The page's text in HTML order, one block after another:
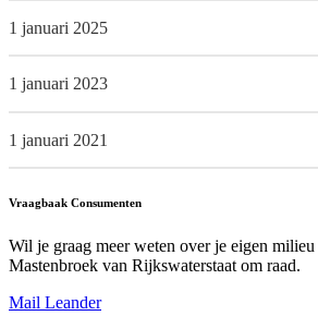
1 januari 2025
1 januari 2023
1 januari 2021
Vraagbaak Consumenten
Wil je graag meer weten over je eigen
Mastenbroek van Rijkswaterstaat om raad.
Mail Leander